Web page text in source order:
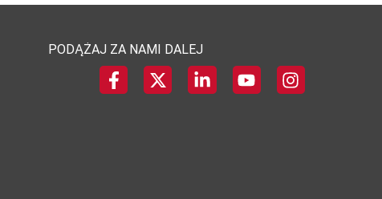
PODĄŻAJ ZA NAMI DALEJ